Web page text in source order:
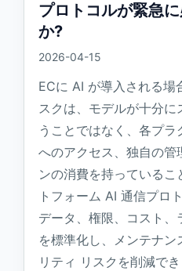
プロトコルが緊急
か?
2026-04-15
ECに AI が導入される場
スクは、モデルが十分に
うことではなく、各プラ
へのアクセス、独自の管
ンの消費を持っているこ
トフォーム AI 通信プロ
データ、権限、コスト、
を標準化し、メンテナ
リティ リスクを削減でき